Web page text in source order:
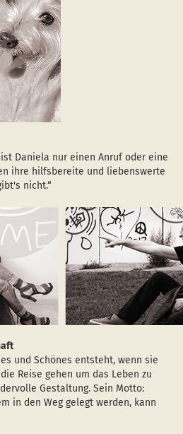
Daniela nur einen Anruf oder eine
ihre hilfsbereite und liebenswerte
nicht.“
und Schönes entsteht, wenn sie
Reise gehen um das Leben zu
Gestaltung. Sein Motto:
in den Weg gelegt werden, kann